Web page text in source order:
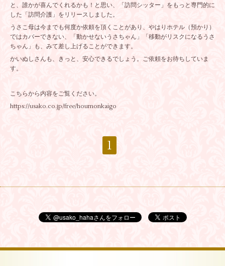
と、誰かが喜んでくれるかも！と思い、「訪問シッター」をもっと専門的に
した「訪問介護」をリリースしました。
うさこ母は今までも何度か依頼を頂くことがあり、やはりホテル（預かり）
ではカバーできない、「動かせないうさちゃん」「移動がリスクになるうさ
ちゃん」も、みて差し上げることができます。
かいぬしさんも、きっと、安心できるでしょう。ご依頼をお待ちしていま
す。
こちらから内容をご覧ください。
https://usako.co.jp/free/houmonkaigo
1